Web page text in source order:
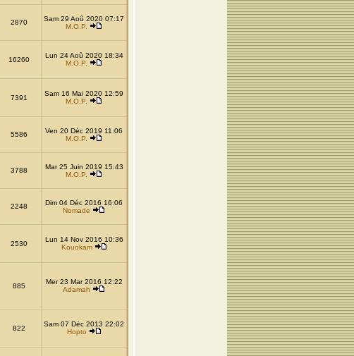
2870
Sam 29 Aoû 2020 07:17
M.O.P.
16260
Lun 24 Aoû 2020 18:34
M.O.P.
7391
Sam 16 Mai 2020 12:59
M.O.P.
5586
Ven 20 Déc 2019 11:06
M.O.P.
3788
Mar 25 Juin 2019 15:43
M.O.P.
2248
Dim 04 Déc 2016 16:06
Nomade
2530
Lun 14 Nov 2016 10:36
Kouokam
885
Mer 23 Mar 2016 12:22
Adamah
822
Sam 07 Déc 2013 22:02
Hopto